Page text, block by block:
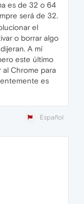
es de 32 o 64
será de 32.
el
o borrar algo
A mí
este último
Chrome para
es
Español